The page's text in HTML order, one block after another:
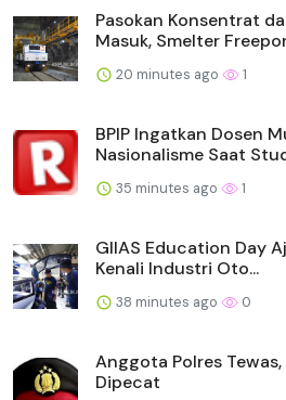
Pasokan Konsentrat
Masuk, Smelter
20 minutes ago 1
BPIP Ingatkan Dosen
Nasionalisme Saat
35 minutes ago 1
GIIAS Education Day
Kenali Industri Oto...
38 minutes ago 0
Anggota Polres
Dipecat